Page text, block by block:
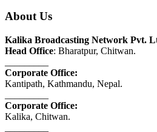
About Us
Kalika Broadcasting Network Pvt.
Head Office: Bharatpur, Chitwan.
Corporate Office:
Kantipath, Kathmandu, Nepal.
Corporate Office:
Kalika, Chitwan.